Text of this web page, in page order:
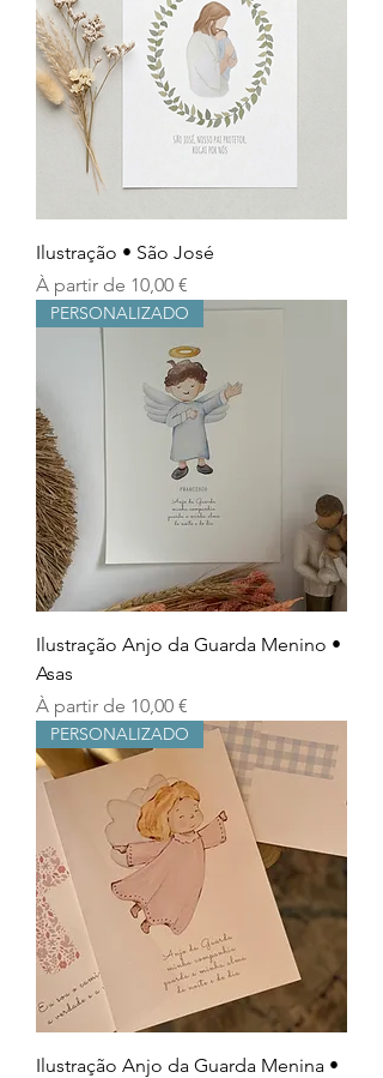
Ilustração • São José
À partir de 10,00 €
Prix promotionnel
PERSONALIZADO
Ilustração Anjo da Guarda Menino •
Asas
À partir de 10,00 €
Prix promotionnel
PERSONALIZADO
Ilustração Anjo da Guarda Menina •